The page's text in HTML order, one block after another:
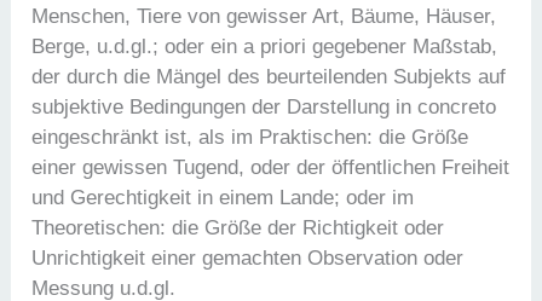
Menschen, Tiere von gewisser Art, Bäume, Häuser,
Berge, u.d.gl.; oder ein a priori gegebener Maßstab,
der durch die Mängel des beurteilenden Subjekts auf
subjektive Bedingungen der Darstellung in concreto
eingeschränkt ist, als im Praktischen: die Größe
einer gewissen Tugend, oder der öffentlichen Freiheit
und Gerechtigkeit in einem Lande; oder im
Theoretischen: die Größe der Richtigkeit oder
Unrichtigkeit einer gemachten Observation oder
Messung u.d.gl.